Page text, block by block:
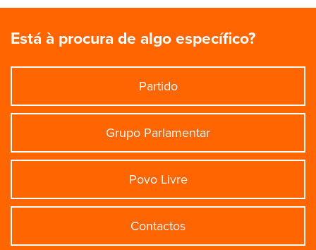
Está à procura de algo específico?
Partido
Grupo Parlamentar
Povo Livre
Contactos